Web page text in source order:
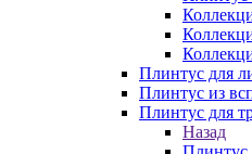
Плинтус для
Плинтус из
Плинтус для
Назад